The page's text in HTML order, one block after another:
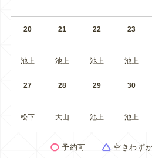
20
池上
21
池上
22
池上
23
池上
27
松下
28
大山
29
池上
30
池上
予約可 空きわず